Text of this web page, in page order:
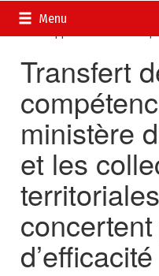
Menu
Accueil>
Transfert
ministère
et les
d’efficacité